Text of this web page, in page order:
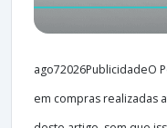
ago72026PublicidadeO
em compras realizadas